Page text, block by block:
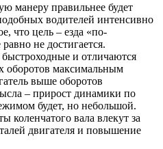
манеру правильнее будет
водителей интенсивно
что цель – езда «по-
не достигается.
и отличаются
оборотов максимальным
выше оборотов
– прирост динамики по
будет, но небольшой.
коленчатого вала влекут за
двигателя и повышение